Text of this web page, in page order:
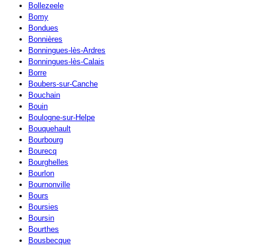
Bollezeele
Bomy
Bondues
Bonnières
Bonningues-lès-Ardres
Bonningues-lès-Calais
Borre
Boubers-sur-Canche
Bouchain
Bouin
Boulogne-sur-Helpe
Bouquehault
Bourbourg
Bourecq
Bourghelles
Bourlon
Bournonville
Bours
Boursies
Boursin
Bourthes
Bousbecque